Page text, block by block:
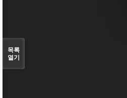
목록
열기